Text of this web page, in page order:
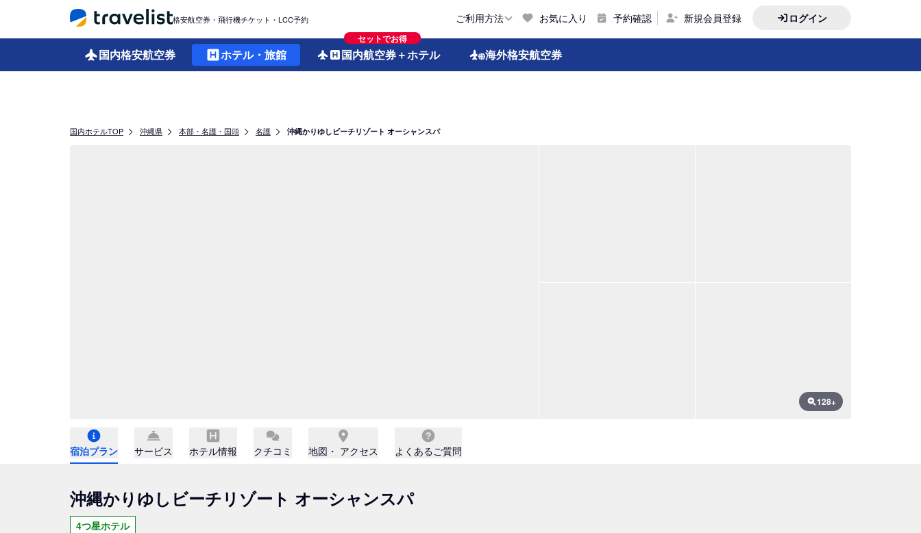
格安航空券・飛行機チケット・LCC予約 ご利用方法 お気に入り 予約確認 新規会員登録 ログイン
国内格安航空券 ホテル・旅館
セットでお得
国内航空券＋ホテル 海外格安航空券
国内ホテルTOP 沖縄県 本部・名護・国頭 名護 沖縄かりゆしビーチリゾート オーシャンスパ
128+
宿泊プラン サービス ホテル情報 クチコミ 地図・ アクセス よくあるご質問
沖縄かりゆしビーチリゾート オーシャンスパ
4つ星ホテル